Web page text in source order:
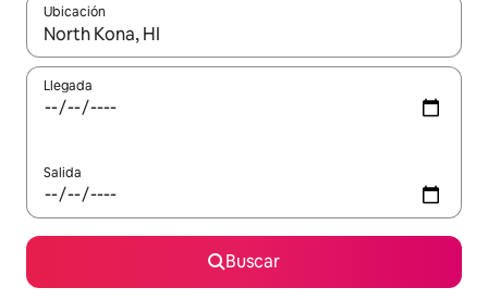
Ubicación
Cuando los resultados estén disponibles, podrás navegar
Llegada
Salida
Buscar